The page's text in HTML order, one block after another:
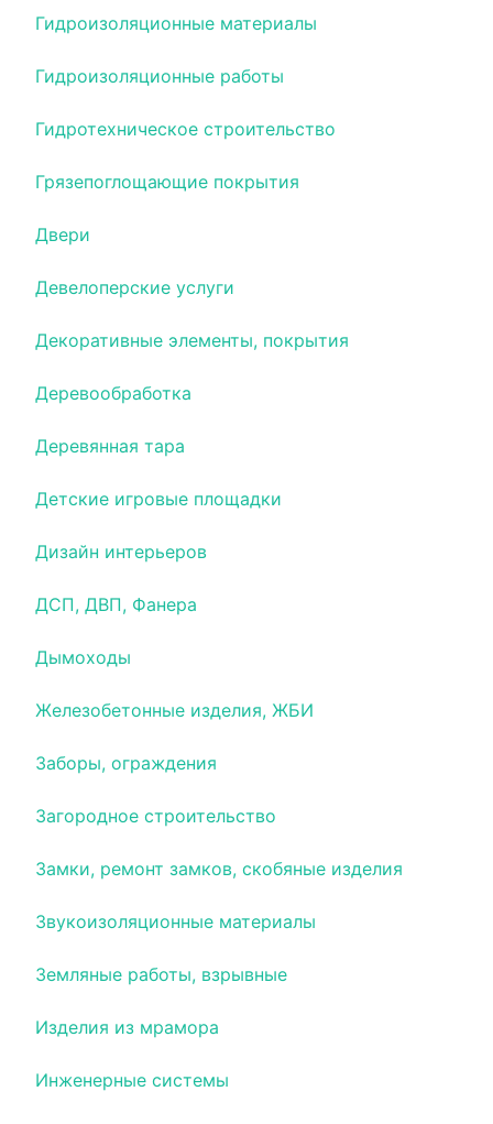
Гидроизоляционные материалы
Гидроизоляционные работы
Гидротехническое строительство
Грязепоглощающие покрытия
Двери
Девелоперские услуги
Декоративные элементы, покрытия
Деревообработка
Деревянная тара
Детские игровые площадки
Дизайн интерьеров
ДСП, ДВП, Фанера
Дымоходы
Железобетонные изделия, ЖБИ
Заборы, ограждения
Загородное строительство
Замки, ремонт замков, скобяные изделия
Звукоизоляционные материалы
Земляные работы, взрывные
Изделия из мрамора
Инженерные системы